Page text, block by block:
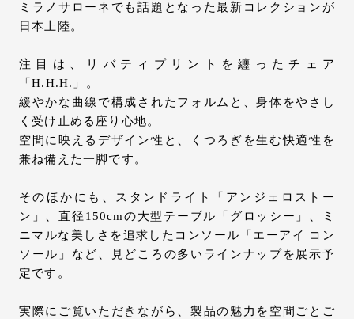
LANGUAGE :
EN
JP
CN
オンライン見積もり
ミラノサローネでも話題となった最新コレクションが
日本上陸。
注目は、リバティプリントを纏ったチェア
「H.H.H.」。
緩やかな曲線で構成されたフォルムと、身体をやさし
く受け止める座り心地。
空間に映えるデザイン性と、くつろぎを生む快適性を
兼ね備えた一脚です。
そのほかにも、スタンドライト「アンジェロストー
ン」、直径150cmの大型テーブル「グロッシー」、ミ
ニマルな美しさを追求したコンソール「エーアイ コン
ソール」など、見どころの多いラインナップを展示予
定です。
実際にご覧いただきながら、製品の魅力を空間ごとご